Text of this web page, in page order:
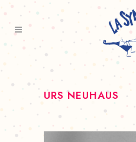
URS NEUHAUS